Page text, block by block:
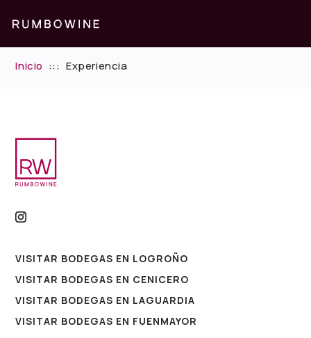
Inicio ::: Experiencia
VISITAR BODEGAS EN LOGROÑO
VISITAR BODEGAS EN CENICERO
VISITAR BODEGAS EN LAGUARDIA
VISITAR BODEGAS EN FUENMAYOR